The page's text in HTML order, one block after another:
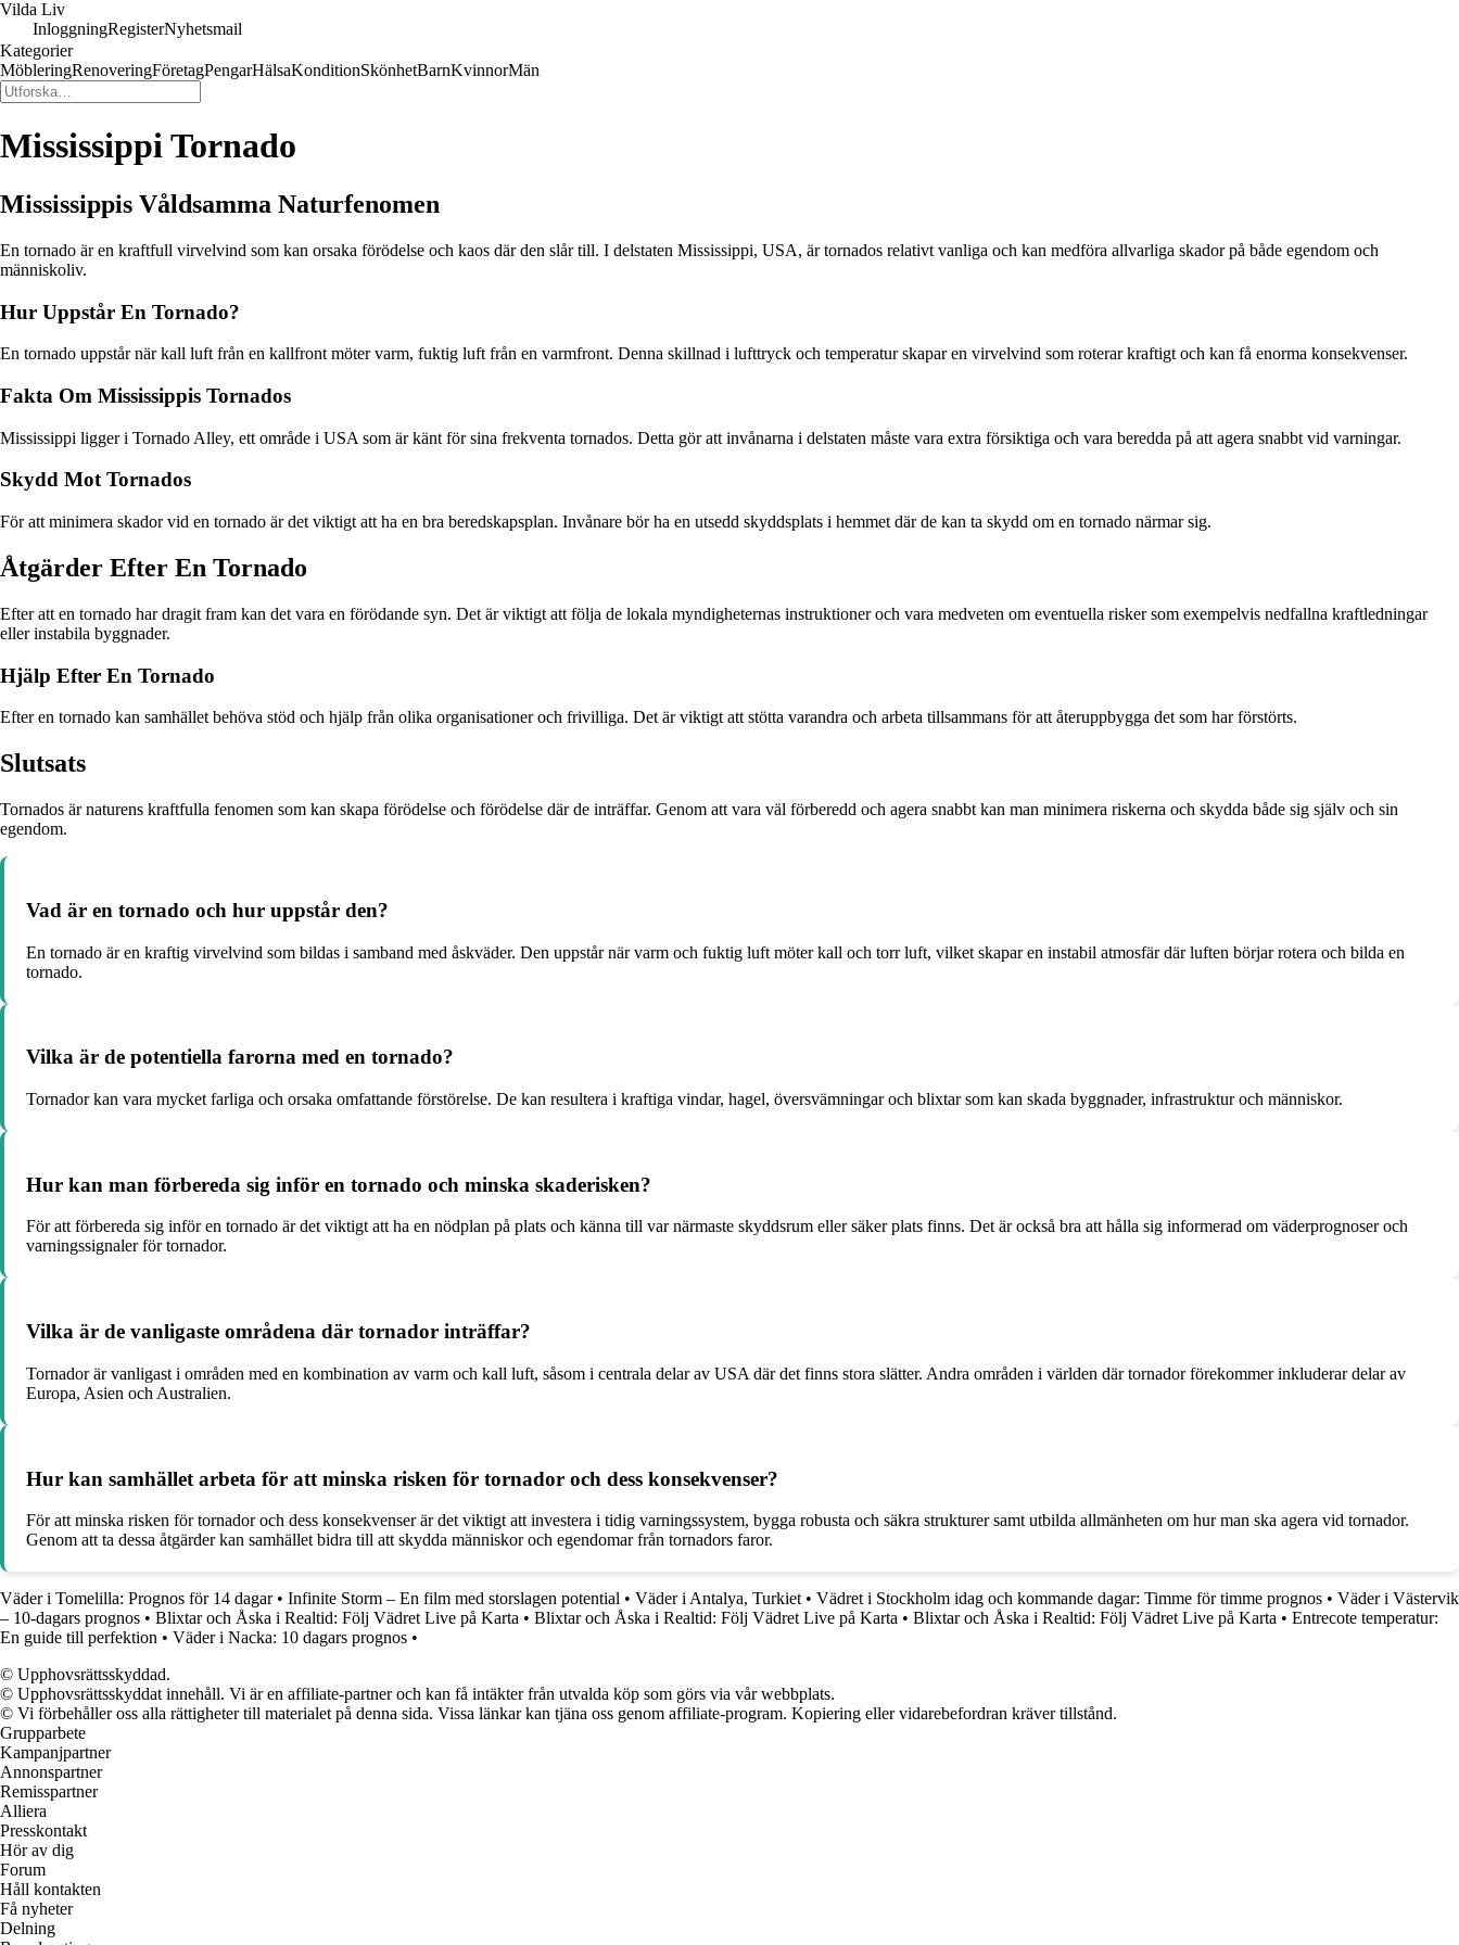
Vilda Liv
InloggningRegisterNyhetsmail
Kategorier
MöbleringRenoveringFöretagPengarHälsaKonditionSkönhetBarnKvinnorMän
Mississippi Tornado
Mississippis Våldsamma Naturfenomen
En tornado är en kraftfull virvelvind som kan orsaka förödelse och kaos där den slår till. I delstaten Mississippi, USA, är tornados relativt vanliga och kan medföra allvarliga skador på både egendom och
människoliv.
Hur Uppstår En Tornado?
En tornado uppstår när kall luft från en kallfront möter varm, fuktig luft från en varmfront. Denna skillnad i lufttryck och temperatur skapar en virvelvind som roterar kraftigt och kan få enorma konsekvenser.
Fakta Om Mississippis Tornados
Mississippi ligger i Tornado Alley, ett område i USA som är känt för sina frekventa tornados. Detta gör att invånarna i delstaten måste vara extra försiktiga och vara beredda på att agera snabbt vid varningar.
Skydd Mot Tornados
För att minimera skador vid en tornado är det viktigt att ha en bra beredskapsplan. Invånare bör ha en utsedd skyddsplats i hemmet där de kan ta skydd om en tornado närmar sig.
Åtgärder Efter En Tornado
Efter att en tornado har dragit fram kan det vara en förödande syn. Det är viktigt att följa de lokala myndigheternas instruktioner och vara medveten om eventuella risker som exempelvis nedfallna kraftledningar
eller instabila byggnader.
Hjälp Efter En Tornado
Efter en tornado kan samhället behöva stöd och hjälp från olika organisationer och frivilliga. Det är viktigt att stötta varandra och arbeta tillsammans för att återuppbygga det som har förstörts.
Slutsats
Tornados är naturens kraftfulla fenomen som kan skapa förödelse och förödelse där de inträffar. Genom att vara väl förberedd och agera snabbt kan man minimera riskerna och skydda både sig själv och sin
egendom.
Vad är en tornado och hur uppstår den?
En tornado är en kraftig virvelvind som bildas i samband med åskväder. Den uppstår när varm och fuktig luft möter kall och torr luft, vilket skapar en instabil atmosfär där luften börjar rotera och bilda en
tornado.
Vilka är de potentiella farorna med en tornado?
Tornador kan vara mycket farliga och orsaka omfattande förstörelse. De kan resultera i kraftiga vindar, hagel, översvämningar och blixtar som kan skada byggnader, infrastruktur och människor.
Hur kan man förbereda sig inför en tornado och minska skaderisken?
För att förbereda sig inför en tornado är det viktigt att ha en nödplan på plats och känna till var närmaste skyddsrum eller säker plats finns. Det är också bra att hålla sig informerad om väderprognoser och
varningssignaler för tornador.
Vilka är de vanligaste områdena där tornador inträffar?
Tornador är vanligast i områden med en kombination av varm och kall luft, såsom i centrala delar av USA där det finns stora slätter. Andra områden i världen där tornador förekommer inkluderar delar av
Europa, Asien och Australien.
Hur kan samhället arbeta för att minska risken för tornador och dess konsekvenser?
För att minska risken för tornador och dess konsekvenser är det viktigt att investera i tidig varningssystem, bygga robusta och säkra strukturer samt utbilda allmänheten om hur man ska agera vid tornador.
Genom att ta dessa åtgärder kan samhället bidra till att skydda människor och egendomar från tornadors faror.
Väder i Tomelilla: Prognos för 14 dagar• Infinite Storm – En film med storslagen potential • Väder i Antalya, Turkiet • Vädret i Stockholm idag och kommande dagar: Timme för timme prognos • Väder i Västervik
– 10-dagars prognos • Blixtar och Åska i Realtid: Följ Vädret Live på Karta • Blixtar och Åska i Realtid: Följ Vädret Live på Karta • Blixtar och Åska i Realtid: Följ Vädret Live på Karta • Entrecote temperatur:
En guide till perfektion • Väder i Nacka: 10 dagars prognos •
© Upphovsrättsskyddad.
© Upphovsrättsskyddat innehåll. Vi är en affiliate-partner och kan få intäkter från utvalda köp som görs via vår webbplats.
© Vi förbehåller oss alla rättigheter till materialet på denna sida. Vissa länkar kan tjäna oss genom affiliate-program. Kopiering eller vidarebefordran kräver tillstånd.
Grupparbete
Kampanjpartner
Annonspartner
Remisspartner
Alliera
Presskontakt
Hör av dig
Forum
Håll kontakten
Få nyheter
Delning